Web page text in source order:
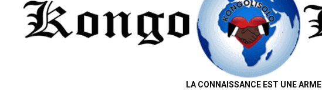
LA CONNAISSANCE EST UNE ARME